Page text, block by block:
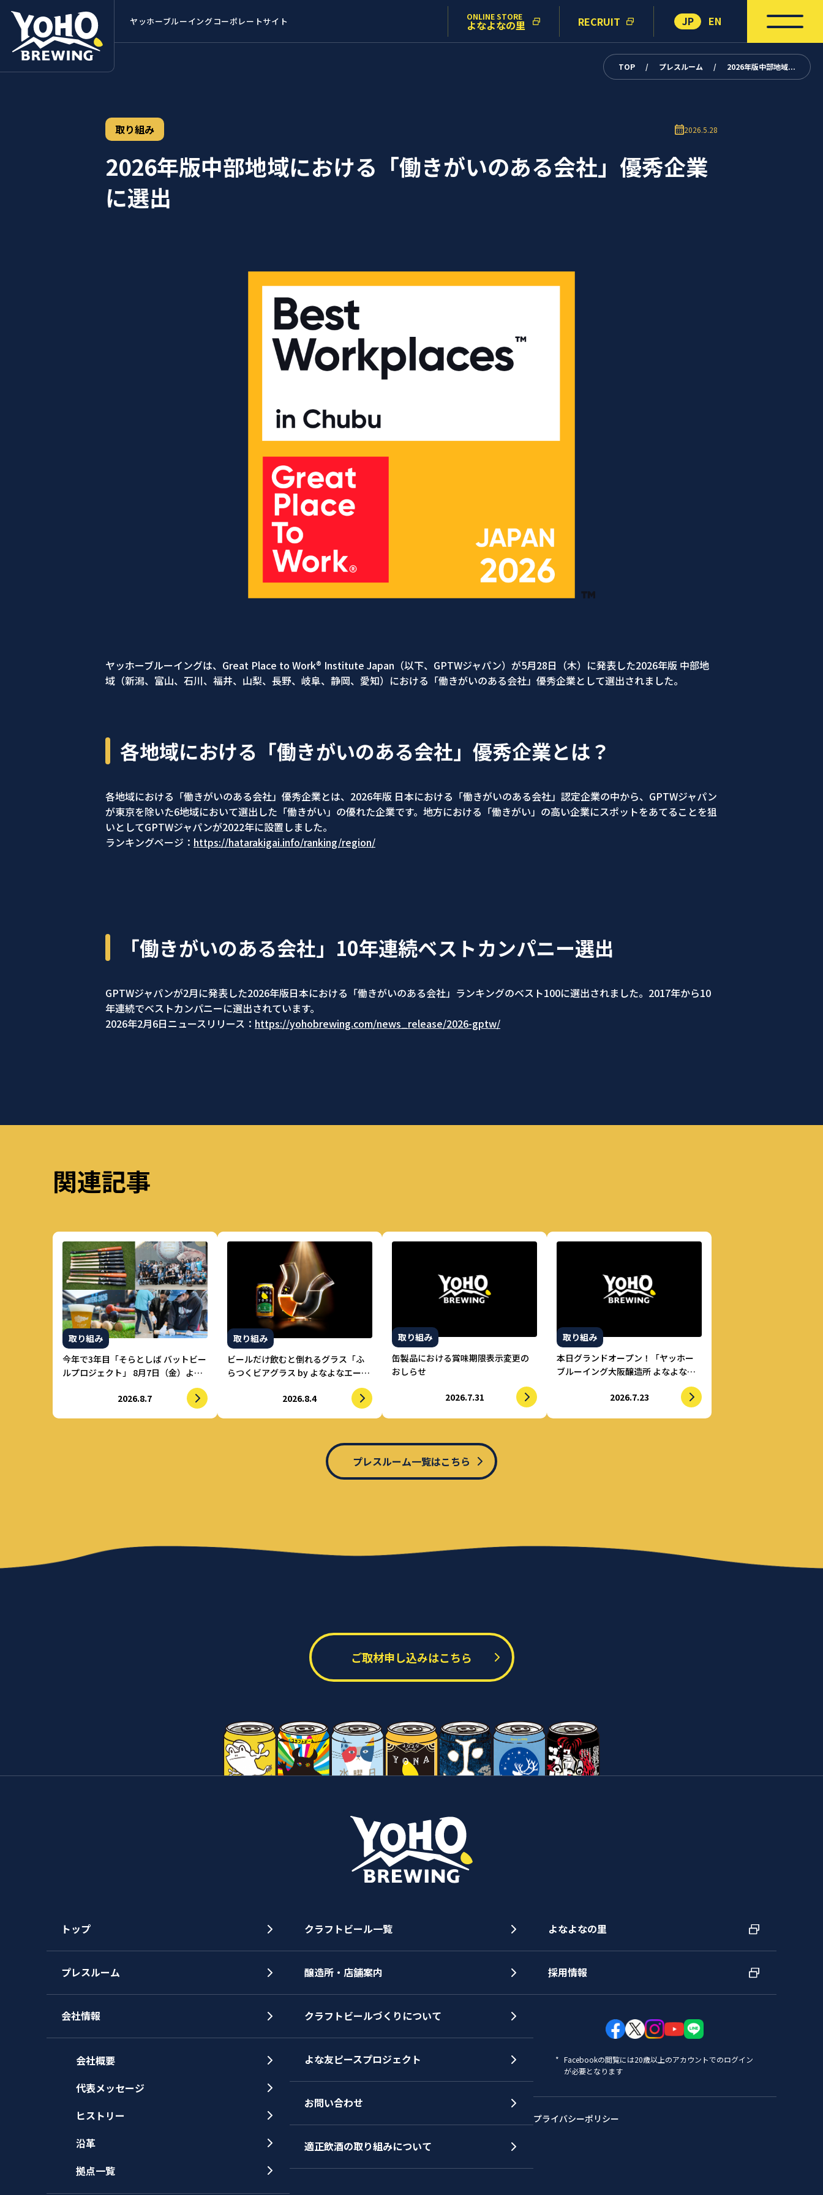
ヤッホーブルーイングコーポレートサイト ONLINE STORE
よなよなの里 RECRUIT JP EN
取り組み 2026.5.28
TOP / プレスルーム / 2026年版中部地域...
2026年版中部地域における「働きがいのある会社」優秀企業
に選出
ヤッホーブルーイングは、Great Place to Work® Institute Japan（以下、GPTWジャパン）が5月28日（木）に発表した2026年版 中部地
域（新潟、富山、石川、福井、山梨、長野、岐阜、静岡、愛知）における「働きがいのある会社」優秀企業として選出されました。
各地域における「働きがいのある会社」優秀企業とは？
各地域における「働きがいのある会社」優秀企業とは、2026年版 日本における「働きがいのある会社」認定企業の中から、GPTWジャパン
が東京を除いた6地域において選出した「働きがい」の優れた企業です。地方における「働きがい」の高い企業にスポットをあてることを狙
いとしてGPTWジャパンが2022年に設置しました。
ランキングページ： https://hatarakigai.info/ranking/region/
「働きがいのある会社」10年連続ベストカンパニー選出
GPTWジャパンが2月に発表した2026年版日本における「働きがいのある会社」ランキングのベスト100に選出されました。2017年から10
年連続でベストカンパニーに選出されています。
2026年2月6日ニュースリリース： https://yohobrewing.com/news_release/2026-gptw/
関連記事
取り組み
今年で3年目「そらとしば バットビー
ルプロジェクト」 8月7日（金）より
参加者募集開始 初の道外イベントも
2026.8.7
取り組み
ビールだけ飲むと倒れるグラス「ふ
らつくビアグラス by よなよなエー
ル」 強制的に水を飲まされる仕掛
けで適正飲酒を実現
2026.8.4
取り組み
缶製品における賞味期限表示変更の
おしらせ
2026.7.31
取り組み
本日グランドオープン！「ヤッホー
ブルーイング大阪醸造所 よなよなビ
2026.7.23
プレスルーム一覧はこちら
ご取材申し込みはこちら
トップ
プレスルーム
会社情報
会社概要
代表メッセージ
ヒストリー
沿革
拠点一覧
クラフトビール一覧
醸造所・店舗案内
クラフトビールづくりについて
よな友ピースプロジェクト
お問い合わせ
適正飲酒の取り組みについて
よなよなの里
採用情報
Facebookの閲覧には20歳以上のアカウントでのログイン
が必要となります
プライバシーポリシー